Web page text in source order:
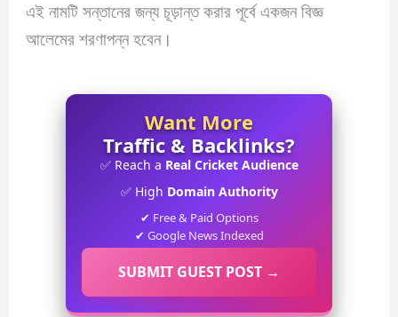
এই নামটি সন্তানের জন্য চূড়ান্ত করার পূর্বে একজন বিজ্ঞ
আলেমের শরণাপন্ন হবেন।
Want More
Traffic & Backlinks?
✅ Reach a Real Cricket Audience
✅ High Domain Authority
✔ Free & Paid Options
✔ Google News Indexed
SUBMIT GUEST POST →